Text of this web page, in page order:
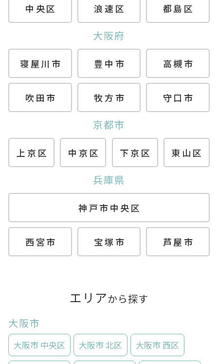
中央区 浪速区 都島区
大阪府
寝屋川市 豊中市 高槻市
吹田市 牧方市 守口市
京都市
上京区 中京区 下京区 東山区
兵庫県
神戸市中央区
西宮市 宝塚市 芦屋市
エリアから探す
大阪市
大阪市 中央区 大阪市 北区 大阪市 西区